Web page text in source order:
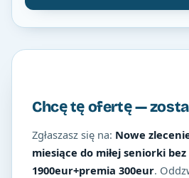
Chcę tę ofertę —
Zgłaszasz się na: Nowe
miesiące do miłej seniorki
1900eur+premia 300eur.